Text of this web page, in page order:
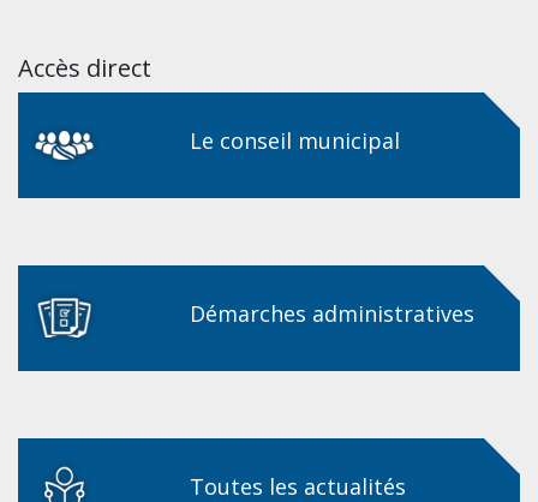
Accès direct
Le conseil municipal
Démarches administratives
Toutes les actualités